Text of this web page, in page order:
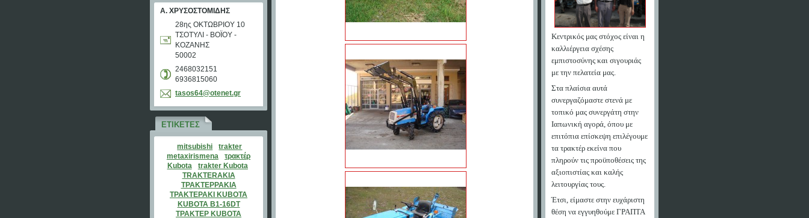
Κεντρικός μας στόχος είναι η
καλλιέργεια σχέσης
εμπιστοσύνης και σιγουριάς
με την πελατεία μας.
Στα πλαίσια αυτά
συνεργαζόμαστε στενά με
τοπικό μας συνεργάτη στην
Ιαπωνική αγορά, όπου με
επιτόπια επίσκεψη επιλέγουμε
τα τρακτέρ εκείνα που
πληρούν τις προϋποθέσεις της
αξιοπιστίας και καλής
λειτουργίας τους.
Έτσι, είμαστε στην ευχάριστη
θέση να εγγυηθούμε ΓΡΑΠΤΑ
Α. ΧΡΥΣΟΣΤΟΜΙΔΗΣ
28ης ΟΚΤΩΒΡΙΟΥ 10
ΤΣΟΤΥΛΙ - ΒΟΪΟΥ -
ΚΟΖΑΝΗΣ
50002
2468032151
6936815060
tasos64@otenet.gr
ΕΤΙΚΈΤΕΣ
mitsubishi
trakter
metaxirismena
τρακτέρ
Kubota
trakter Kubota
TRAKTERAKIA
ΤΡΑΚΤΕΡΡΑΚΙΑ
ΤΡΑΚΤΕΡΑΚΙ KUBOTA
KUBOTA B1-16DT
ΤΡΑΚΤΕΡ KUBOTA